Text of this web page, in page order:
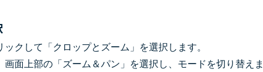
クして「クロップとズーム」を選択します。
面上部の「ズーム＆パン」を選択し、モードを切り替え